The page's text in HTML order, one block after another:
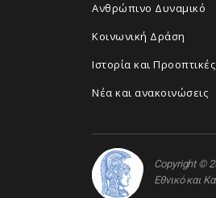
Ανθρώπινο Δυναμικό
Κοινωνική Δράση
Ιστορία και Προοπτικές
Νέα και ανακοινώσεις
Copyright ©
Εθνικό και